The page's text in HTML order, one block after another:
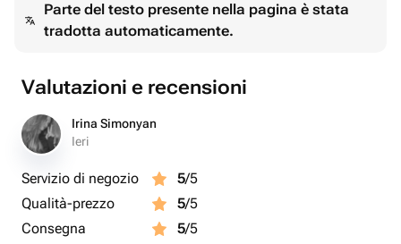
Parte del testo presente nella pagina è stata
tradotta automaticamente.
Valutazioni e recensioni
Irina Simonyan
Ieri
Servizio di negozio 5/5
Qualità-prezzo
5/5
Consegna
5/5